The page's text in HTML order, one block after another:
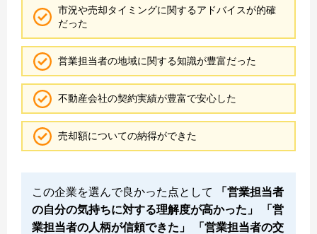
市況や売却タイミングに関するアドバイスが的確
だった
営業担当者の地域に関する知識が豊富だった
不動産会社の契約実績が豊富で安心した
売却額についての納得ができた
この企業を選んで良かった点として
「営業担当者
の自分の気持ちに対する理解度が高かった」 「営
業担当者の人柄が信頼できた」 「営業担当者の交